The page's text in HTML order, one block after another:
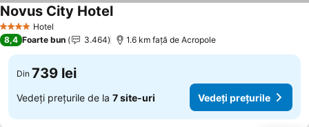
4 Stele Hotel
Novus City Hotel
8,4 Foarte bun 3.464 1.6 km faţă de Acropole
Din 739 lei
Vedeți prețurile de la 7 site-uri Vedeți prețurile